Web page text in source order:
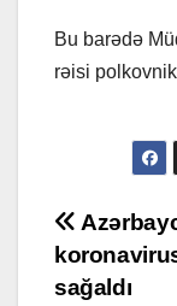
Bu barədə
rəisi
Post
sağaldı